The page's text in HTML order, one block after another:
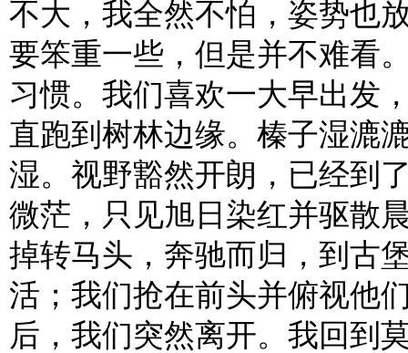
不大，我全然不怕，姿势也
要笨重一些，但是并不难看
习惯。我们喜欢一大早出发
直跑到树林边缘。榛子湿漉
湿。视野豁然开朗，已经到
微茫，只见旭日染红并驱散
掉转马头，奔驰而归，到古
活；我们抢在前头并俯视他
后，我们突然离开。我回到